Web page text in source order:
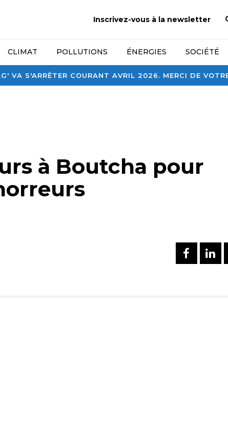
VA S'ARRÊTER COURANT AVRIL 2026. MERCI DE
Inscrivez-vous à la newsletter
CLIMAT POLLUTIONS ÉNERGIES SOCIÉTÉ
à Boutcha pour